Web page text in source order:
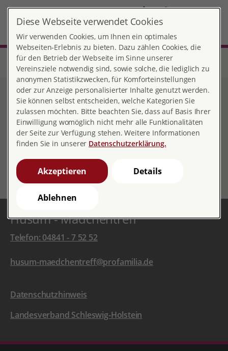
DE
Start Schleswig-Holstein
Beratungsstelle Husum-Mädchentreff
eigene Homepage
eigene Homepage
Ausführliche Infos über alle Angebote, Aktionen und
vieles mehr auf der eigenen Homepage des
Mädchentreffs:http://www.husumcitygirls.de/
Husum - Mädchentreff
Telefon: 04841 - 7 52 52
husum-maedchentreff@profamilia.de
Datenschutzhinweis
Landesverband Schleswig-Holstein
Diese Webseite verwendet Cookies
Wir verwenden Cookies, um Ihnen ein optimales
Webseiten-Erlebnis zu bieten. Dazu zählen Cookies, die
für den Betrieb der Webseite im Sinne unserer
Vereinsziele notwendig sind, sowie solche, die lediglich zu
anonymen Statistikzwecken, für Komforteinstellungen
oder zur Anzeige personalisierter Inhalte genutzt werden.
Sie können selbst entscheiden, welche Kategorien Sie
zulassen möchten. Bitte beachten Sie, dass auf Basis Ihrer
Einwilligung womöglich nicht mehr alle Funktionalitäten
der Seite zur Verfügung stehen. Weitere Informationen
finden Sie in unserer Datenschutzerklärung.
Akzeptieren Details
Ablehnen